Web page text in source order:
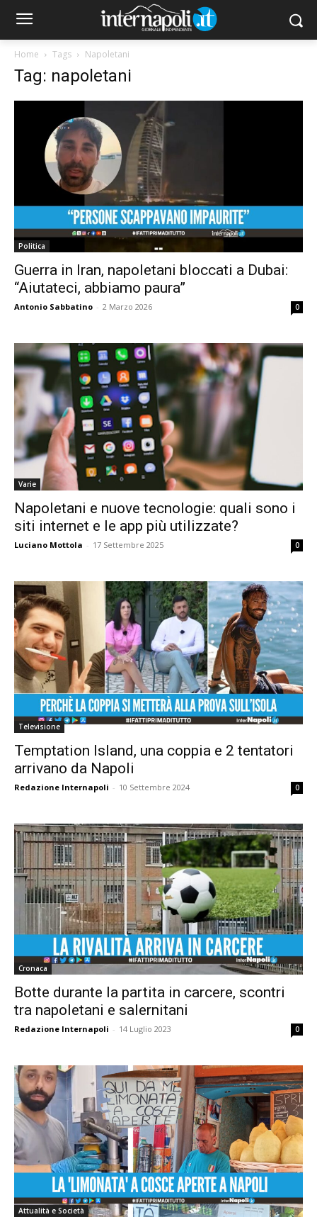
Home Tags Napoletani
Tag: napoletani
Politica
Guerra in Iran, napoletani bloccati a Dubai:
“Aiutateci, abbiamo paura”
Antonio Sabbatino - 2 Marzo 2026 0
Varie
Napoletani e nuove tecnologie: quali sono i
siti internet e le app più utilizzate?
Luciano Mottola - 17 Settembre 2025 0
Televisione
Temptation Island, una coppia e 2 tentatori
arrivano da Napoli
Redazione Internapoli - 10 Settembre 2024 0
Cronaca
Botte durante la partita in carcere, scontri
tra napoletani e salernitani
Redazione Internapoli - 14 Luglio 2023 0
Attualità e Società